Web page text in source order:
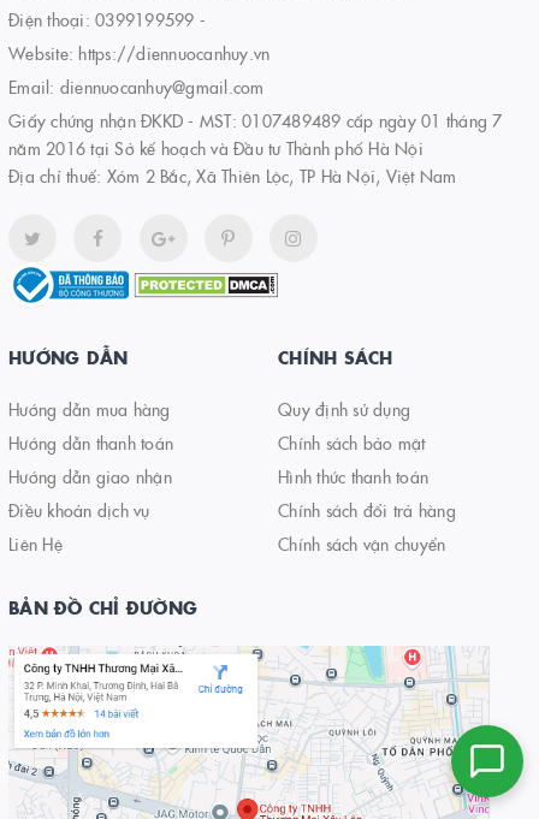
Điện thoại: 0399199599 -
Website: https://diennuocanhuy.vn
Email: diennuocanhuy@gmail.com
Giấy chứng nhận ĐKKD - MST: 0107489489 cấp ngày 01 tháng 7
năm 2016 tại Sở kế hoạch và Đầu tư Thành phố Hà Nội
Địa chỉ thuế: Xóm 2 Bắc, Xã Thiên Lộc, TP Hà Nội, Việt Nam
HƯỚNG DẪN
Hướng dẫn mua hàng
Hướng dẫn thanh toán
Hướng dẫn giao nhận
Điều khoản dịch vụ
Liên Hệ
CHÍNH SÁCH
Quy định sử dụng
Chính sách bảo mật
Hình thức thanh toán
Chính sách đổi trả hàng
Chính sách vận chuyển
BẢN ĐỒ CHỈ ĐƯỜNG